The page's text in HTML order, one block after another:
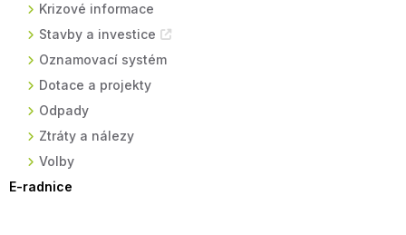
Krizové informace
Stavby a investice
Oznamovací systém
Dotace a projekty
Odpady
Ztráty a nálezy
Volby
E-radnice